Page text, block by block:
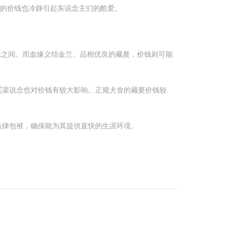
价钱也冷静引起东说念主们的酷爱。
间。而血缘义结金兰、品相优良的藏獒，价钱则可能
说念也对价钱有较大影响。正规犬舍的藏獒价钱较
包袱，确保能为其提供直快的生涯环境。